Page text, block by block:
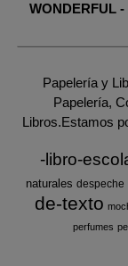
WONDERFUL-
Papelería y
Papelería,
Libros.Estamos
-libro-
naturales despeche
de-texto
perfumes